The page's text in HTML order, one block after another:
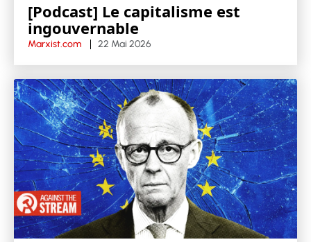
[Podcast] Le capitalisme est
ingouvernable
Marxist.com 22 Mai 2026